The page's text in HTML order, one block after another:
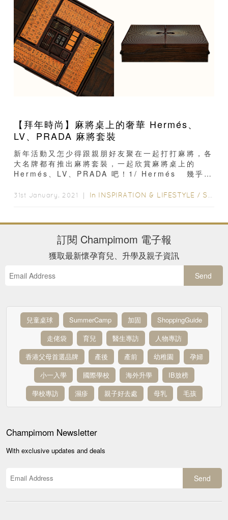
【拜年時尚】麻將桌上的奢華 Hermés、
LV、PRADA 麻將套裝
新年活動又怎少得跟親朋好友聚在一起打打麻將，各
大名牌都有推出麻將套裝，一起欣賞麻將桌上的
Hermés、LV、PRADA 吧！1/ Hermés 幾乎每
31st January, 2021 ｜ In INSPIRATION & LIFESTYLE / STYLE & LIVING
訂閱 Champimom 電子報
獲取最新懷孕育兒、升學及親子資訊
Send
兒童桌球 SummerCamp 加固
ShoppingGuide
走佬袋
育兒 醫生專訪
人物專訪
香港父母首選品牌
產後 產前 幼稚園
孕婦
小一入學
國際學校 海外升學
IB放榜
學校專訪
濕疹 親子好去處 母乳 毛孩
Champimom Newsletter
With exclusive updates and deals
Send